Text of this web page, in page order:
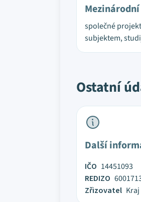
společné
subjektem,
Ostatní
Další
IČO 14451093
REDIZO
Zřizovatel Kraj